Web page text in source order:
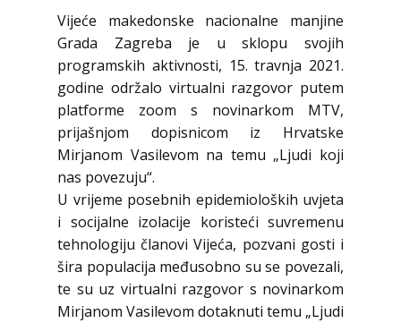
Vijeće makedonske nacionalne manjine
Grada Zagreba je u sklopu svojih
programskih aktivnosti, 15. travnja 2021.
godine održalo virtualni razgovor putem
platforme zoom s novinarkom MTV,
prijašnjom dopisnicom iz Hrvatske
Mirjanom Vasilevom na temu „Ljudi koji
nas povezuju“.
U vrijeme posebnih epidemioloških uvjeta
i socijalne izolacije koristeći suvremenu
tehnologiju članovi Vijeća, pozvani gosti i
šira populacija međusobno su se povezali,
te su uz virtualni razgovor s novinarkom
Mirjanom Vasilevom dotaknuti temu „Ljudi